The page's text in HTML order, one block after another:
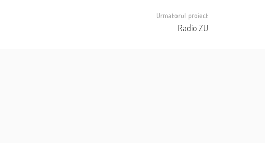
Urmatorul proiect
Radio ZU